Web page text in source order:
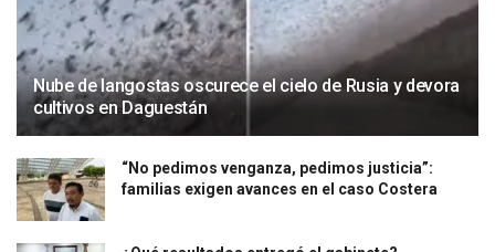
Nube de langostas oscurece el cielo de Rusia y devora
cultivos en Daguestán
“No pedimos venganza, pedimos justicia”:
familias exigen avances en el caso Costera